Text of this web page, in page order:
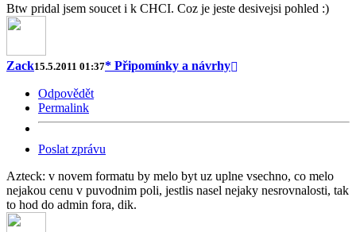
Btw pridal jsem soucet i k CHCI. Coz je jeste desivejsi pohled :)
Zack15.5.2011 01:37* Připomínky a návrhy
Odpovědět
Permalink
Poslat zprávu
Azteck: v novem formatu by melo byt uz uplne vsechno, co melo
nejakou cenu v puvodnim poli, jestlis nasel nejaky nesrovnalosti, tak
to hod do admin fora, dik.